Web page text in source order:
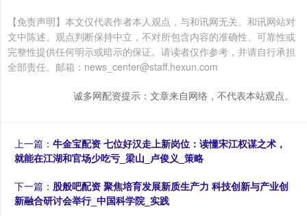
【免责声明】本文仅代表作者本人观点，与和讯网无关。和讯网站对
文中陈述、观点判断保持中立，不对所包含内容的准确性、可靠性或
完整性提供任何明示或暗示的保证。请读者仅作参考，并请自行承担
全部责任。邮箱：news_center@staff.hexun.com
诚多网配资提示：文章来自网络，不代表本站观点。
上一篇： 牛金宝配资 七位好汉走上新岗位：读懂宋江权谋之术，
就能在江湖和官场少吃亏_梁山_卢俊义_策略
下一篇： 股般吧配资 聚焦培育发展新质生产力 科技创新与产业创
新融合研讨会举行_中国科学院_实践